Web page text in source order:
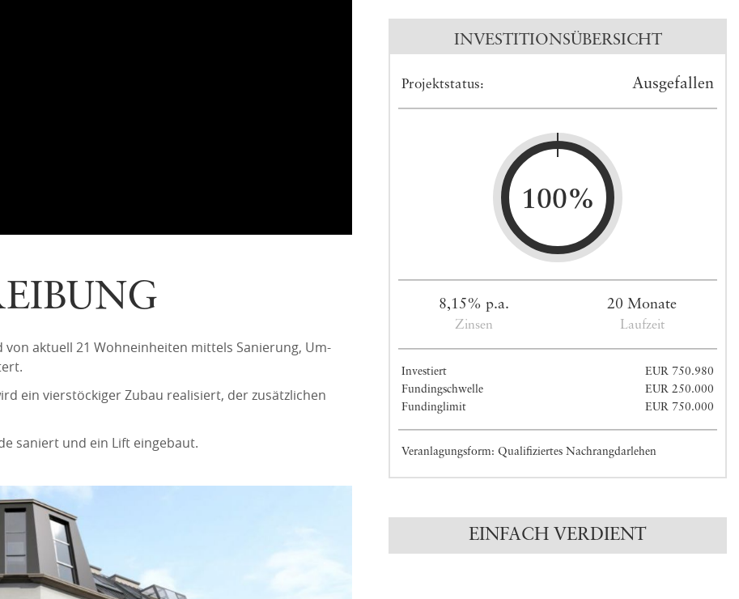
von aktuell 21 Wohneinheiten mittels Sanierung, Um-
ein vierstöckiger Zubau realisiert, der zusätzlichen
saniert und ein Lift eingebaut.
INVESTITIONSÜBERSICHT
Projektstatus: Ausgefallen
100%
8,15% p.a.
Zinsen
20 Monate
Laufzeit
Investiert
EUR 750.980
Fundingschwelle
EUR 250.000
Fundinglimit
EUR 750.000
Veranlagungsform: Qualifiziertes Nachrangdarlehen
EINFACH VERDIENT